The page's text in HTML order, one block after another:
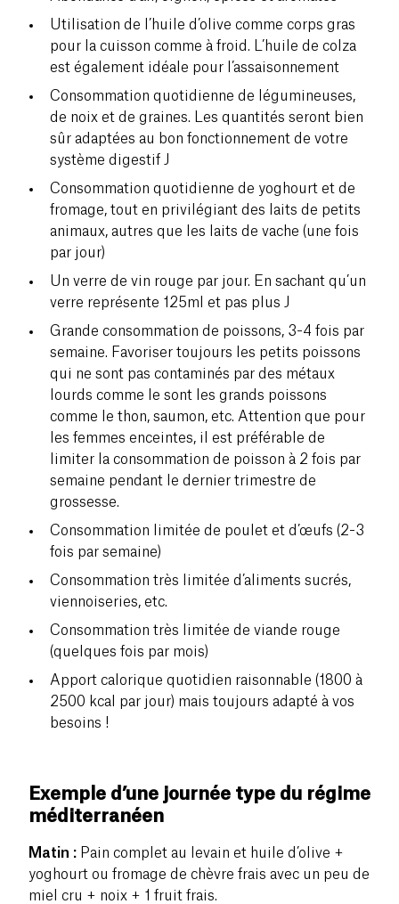
Utilisation de l’huile d’olive comme corps gras
pour la cuisson comme à froid. L’huile de colza
est également idéale pour l’assaisonnement
Consommation quotidienne de légumineuses,
de noix et de graines. Les quantités seront bien
sûr adaptées au bon fonctionnement de votre
système digestif J
Consommation quotidienne de yoghourt et de
fromage, tout en privilégiant des laits de petits
animaux, autres que les laits de vache (une fois
par jour)
Un verre de vin rouge par jour. En sachant qu’un
verre représente 125ml et pas plus J
Grande consommation de poissons, 3-4 fois par
semaine. Favoriser toujours les petits poissons
qui ne sont pas contaminés par des métaux
lourds comme le sont les grands poissons
comme le thon, saumon, etc. Attention que pour
les femmes enceintes, il est préférable de
limiter la consommation de poisson à 2 fois par
semaine pendant le dernier trimestre de
grossesse.
Consommation limitée de poulet et d’œufs (2-3
fois par semaine)
Consommation très limitée d’aliments sucrés,
viennoiseries, etc.
Consommation très limitée de viande rouge
(quelques fois par mois)
Apport calorique quotidien raisonnable (1800 à
2500 kcal par jour) mais toujours adapté à vos
besoins !
Exemple d’une journée type du régime
méditerranéen
Matin : Pain complet au levain et huile d’olive +
yoghourt ou fromage de chèvre frais avec un peu de
miel cru + noix + 1 fruit frais.